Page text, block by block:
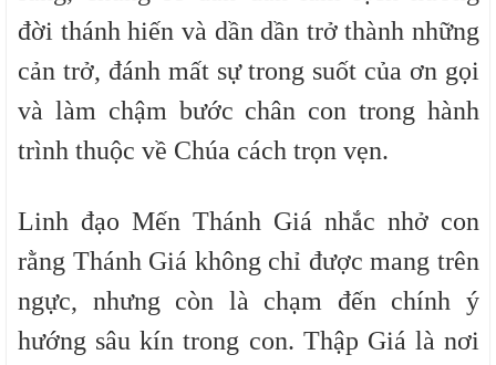
đời thánh hiến và dần dần trở thành những
cản trở, đánh mất sự trong suốt của ơn gọi
và làm chậm bước chân con trong hành
trình thuộc về Chúa cách trọn vẹn.
Linh đạo Mến Thánh Giá nhắc nhở con
rằng Thánh Giá không chỉ được mang trên
ngực, nhưng còn là chạm đến chính ý
hướng sâu kín trong con. Thập Giá là nơi